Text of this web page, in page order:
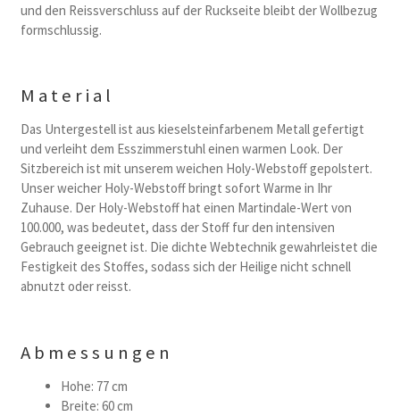
und den Reissverschluss auf der Ruckseite bleibt der Wollbezug
formschlussig.
Material
Das Untergestell ist aus kieselsteinfarbenem Metall gefertigt
und verleiht dem Esszimmerstuhl einen warmen Look. Der
Sitzbereich ist mit unserem weichen Holy-Webstoff gepolstert.
Unser weicher Holy-Webstoff bringt sofort Warme in Ihr
Zuhause. Der Holy-Webstoff hat einen Martindale-Wert von
100.000, was bedeutet, dass der Stoff fur den intensiven
Gebrauch geeignet ist. Die dichte Webtechnik gewahrleistet die
Festigkeit des Stoffes, sodass sich der Heilige nicht schnell
abnutzt oder reisst.
Abmessungen
Hohe: 77 cm
Breite: 60 cm